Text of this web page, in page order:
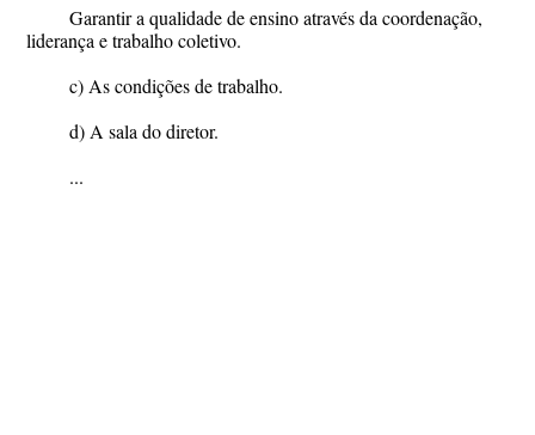
Garantir a qualidade de ensino através da coordenação,
liderança e trabalho coletivo.
c) As condições de trabalho.
d) A sala do diretor.
...